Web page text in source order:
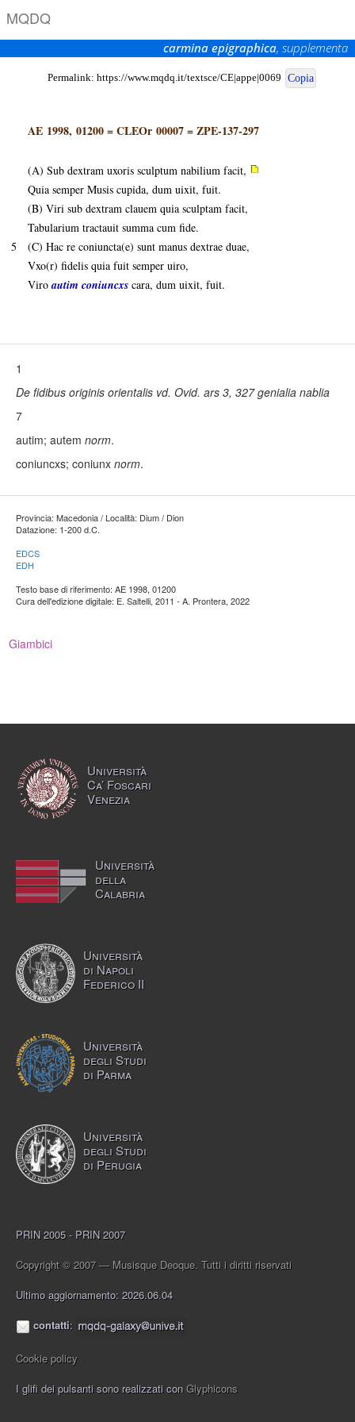
MQDQ
carmina epigraphica, supplementa
Permalink: https://www.mqdq.it/textsce/CE|appe|0069 Copia
AE 1998, 01200=CLEOr 00007=ZPE-137-297
(A) Sub dextram uxoris sculptum nabilium facit,
Quia semper Musis cupida, dum uixit, fuit.
(B) Viri sub dextram clauem quia sculptam facit,
Tabularium tractauit summa cum fide.
5
(C) Hac re coniuncta(e) sunt manus dextrae duae,
Vxo(r) fidelis quia fuit semper uiro,
Viroautim coniuncxs cara, dum uixit, fuit.
1
De fidibus originis orientalis vd. Ovid. ars 3, 327 genialia nablia
7
autim; autem norm.
coniuncxs; coniunx norm.
Provincia: Macedonia / Località: Dium / Dion
Datazione: 1-200 d.C.
EDCS
EDH
Testo base di riferimento: AE 1998, 01200
Cura dell'edizione digitale: E. Saltelli, 2011 - A. Prontera, 2022
Giambici
Università
Ca’ Foscari
Venezia
Università
della
Calabria
Università
di Napoli
Federico II
Università
degli Studi
di Parma
Università
degli Studi
di Perugia
PRIN 2005 - PRIN 2007
Copyright © 2007 — Musisque Deoque. Tutti i diritti riservati
Ultimo aggiornamento: 2026.06.04
contatti:
Cookie policy
I glifi dei pulsanti sono realizzati con Glyphicons